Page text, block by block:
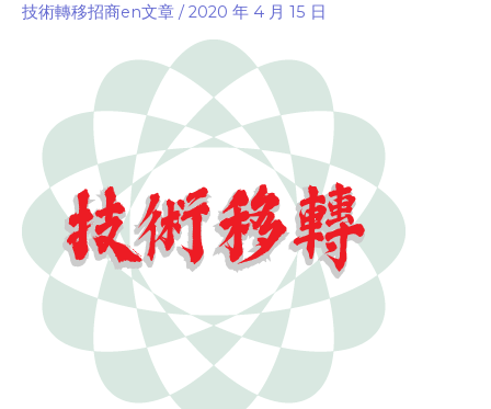
技術轉移招商en文章 /2020 年 4 月 15 日